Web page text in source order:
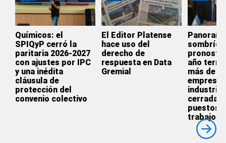
Químicos: el
SPIQyP cerró la
paritaria 2026-2027
con ajustes por IPC
y una inédita
cláusula de
protección del
convenio colectivo
El Editor Platense
hace uso del
derecho de
respuesta en Data
Gremial
sombrío:
año
más de
empresas
cerradas
puestos
trabajos